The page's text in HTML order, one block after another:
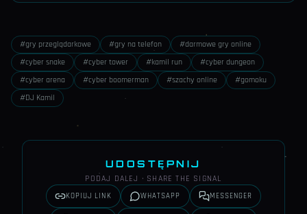
#gry przeglądarkowe #gry na telefon #darmowe gry online
#cyber snake #cyber tower #kamil run #cyber dungeon
#cyber arena #cyber boomerman #szachy online #gomoku
#DJ Kamil
UDOSTĘPNIJ
PODAJ DALEJ · SHARE THE SIGNAL
KOPIUJ LINK WHATSAPP MESSENGER